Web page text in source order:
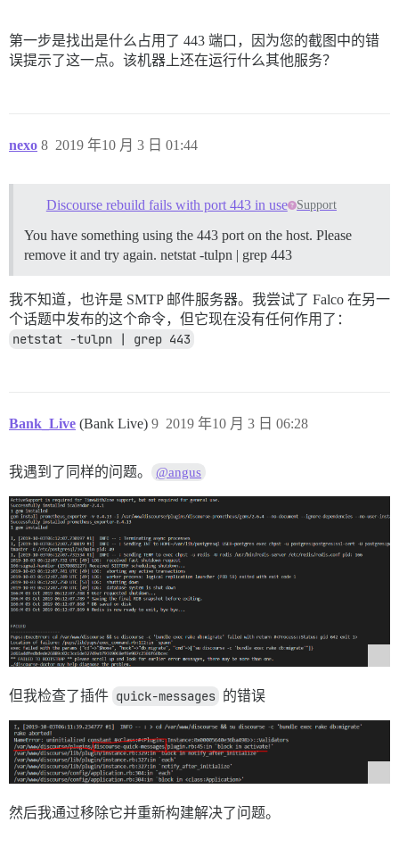
第一步是找出是什么占用了 443 端口，因为您的截图中的错
误提示了这一点。该机器上还在运行什么其他服务？
nexo 2019 年10 月 3 日 01:44
8
Discourse rebuild fails with port 443 in use Support
You have something using the 443 port on the host. Please
remove it and try again. netstat -tulpn | grep 443
我不知道，也许是 SMTP 邮件服务器。我尝试了 Falco 在另一
个话题中发布的这个命令，但它现在没有任何作用了：
netstat -tulpn | grep 443
Bank_Live (Bank Live) 2019 年10 月 3 日 06:28
9
我遇到了同样的问题。 @angus
但我检查了插件 quick-messages 的错误
然后我通过移除它并重新构建解决了问题。